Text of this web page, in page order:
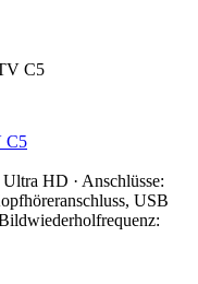
C5
HD · Anschlüsse:
USB